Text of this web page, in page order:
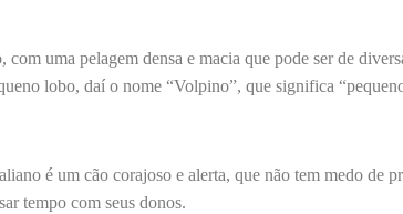
uma pelagem densa e macia que pode ser de
lobo, daí o nome “Volpino”, que significa
é um cão corajoso e alerta, que não tem medo de
tempo com seus donos.